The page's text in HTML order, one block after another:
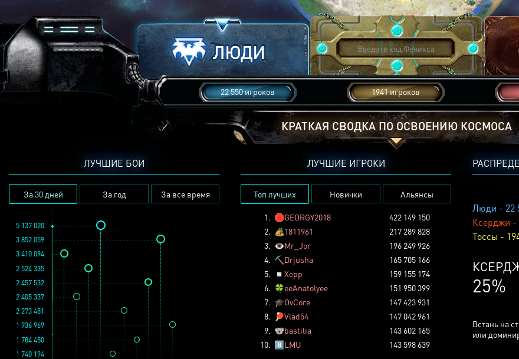
22 550 игроков 1941 игроков
КРАТКАЯ СВОДКА ПО ОСВОЕНИЮ КОСМОСА
Люди - 22
Ксерджи -
Тоссы -
25%
Встань на
или
ЛУЧШИЕ БОИ
За 30 дней За год За все время
1 936 969
3 852 059
2 457 532
1 784 450
2 273 481
1 740 194
5 137 020
2 524 335
2 405 337
3 410 094
ЛУЧШИЕ ИГРОКИ
Топ лучших Новички Альянсы
1. 🛑GEORGY2018
422 149 150
2. 🏕️1811961
217 289 828
3. 👁️Mr_Jor
196 249 926
4. ⛏️ Drjusha
165 705 166
5.
◽ Xepp
159 155 174
6. 🍀eeAnatolyee
151 950 399
7. 🎓OvCore
147 423 931
8.
🏓Vlad54
147 042 961
9. 🐨bastilia
143 602 165
10. 8️⃣LMU 143 598 639